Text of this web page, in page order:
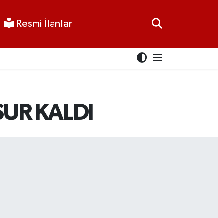
Resmi İlanlar
KALDI